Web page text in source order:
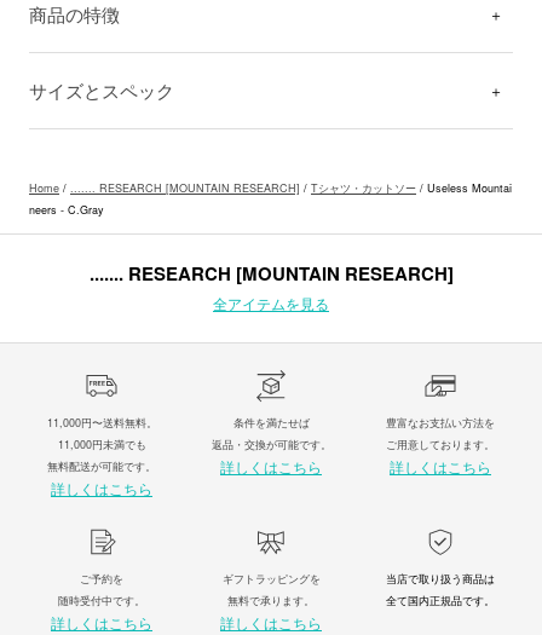
商品の特徴
サイズとスペック
Home / ....... RESEARCH [MOUNTAIN RESEARCH] / Tシャツ・カットソー / Useless Mountai
neers - C.Gray
....... RESEARCH [MOUNTAIN RESEARCH]
全アイテムを見る
11,000円〜送料無料。
11,000円未満でも
無料配送が可能です。
詳しくはこちら
条件を満たせば
返品・交換が可能です。
詳しくはこちら
豊富なお支払い方法を
ご用意しております。
詳しくはこちら
ご予約を
随時受付中です。
詳しくはこちら
ギフトラッピングを
無料で承ります。
詳しくはこちら
当店で取り扱う商品は
全て国内正規品です。